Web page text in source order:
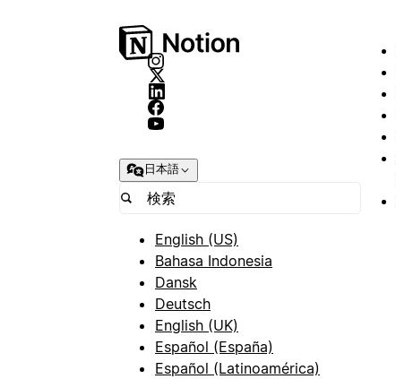
日本語
English (US)
Bahasa Indonesia
Dansk
Deutsch
English (UK)
Español (España)
Español (Latinoamérica)